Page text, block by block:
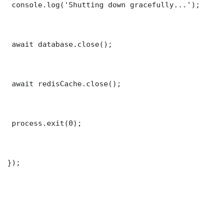
console.log('Shutting down gracefully...');
await database.close();
await redisCache.close();
process.exit(0);
});